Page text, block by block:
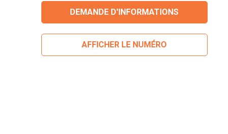
DEMANDE D'INFORMATIONS
AFFICHER LE NUMÉRO